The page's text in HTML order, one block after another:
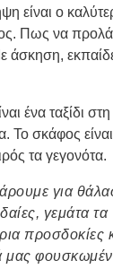
είναι ο
Πως να
άσκηση,
ένα ταξίδι στη
Το σκάφος
τα γεγονότα.
για
γεμάτα τα
προσδοκίες
μας